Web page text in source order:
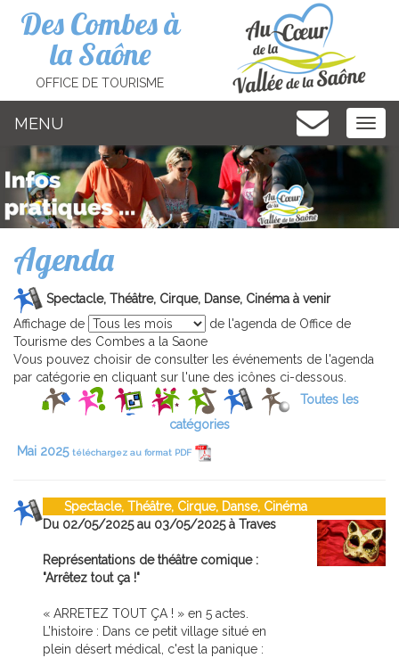
Des Combes à
la Saône
OFFICE DE TOURISME
MENU
Agenda
Spectacle, Théâtre, Cirque, Danse, Cinéma à venir
Affichage de
de l'agenda de Office de
Tourisme des Combes a la Saone
Vous pouvez choisir de consulter les événements de l'agenda
par catégorie en cliquant sur l'une des icônes ci-dessous.
Toutes les
catégories
Mai 2025 téléchargez au format PDF
Spectacle, Théâtre, Cirque, Danse, Cinéma
Du 02/05/2025 au 03/05/2025 à Traves
Représentations de théâtre comique :
"Arrêtez tout ça !"
« ARRETEZ TOUT ÇA ! » en 5 actes.
L’histoire : Dans ce petit village situé en
plein désert médical, c'est la panique :